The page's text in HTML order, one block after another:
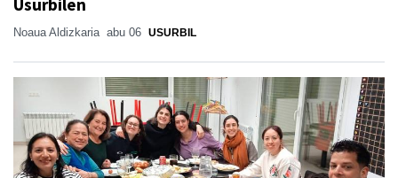
Usurbilen
Noaua Aldizkaria abu 06 USURBIL